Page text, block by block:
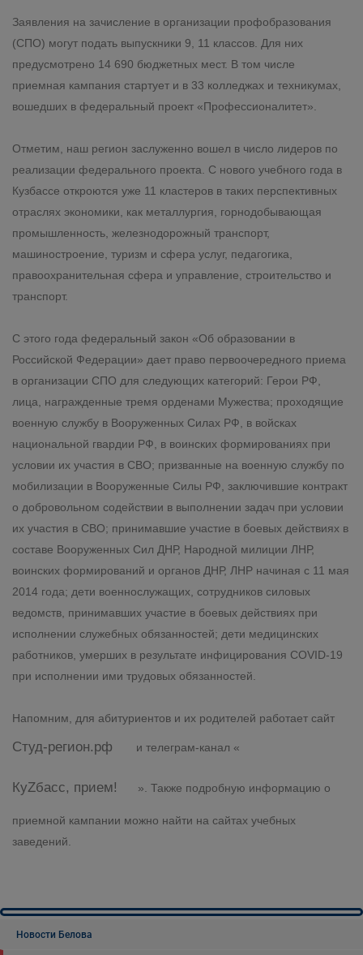
Заявления на зачисление в организации профобразования
(СПО) могут подать выпускники 9, 11 классов. Для них
предусмотрено 14 690 бюджетных мест. В том числе
приемная кампания стартует и в 33 колледжах и техникумах,
вошедших в федеральный проект «Профессионалитет».
Отметим, наш регион заслуженно вошел в число лидеров по
реализации федерального проекта. С нового учебного года в
Кузбассе откроются уже 11 кластеров в таких перспективных
отраслях экономики, как металлургия, горнодобывающая
промышленность, железнодорожный транспорт,
машиностроение, туризм и сфера услуг, педагогика,
правоохранительная сфера и управление, строительство и
транспорт.
С этого года федеральный закон «Об образовании в
Российской Федерации» дает право первоочередного приема
в организации СПО для следующих категорий: Герои РФ,
лица, награжденные тремя орденами Мужества; проходящие
военную службу в Вооруженных Силах РФ, в войсках
национальной гвардии РФ, в воинских формированиях при
условии их участия в СВО; призванные на военную службу по
мобилизации в Вооруженные Силы РФ, заключившие контракт
о добровольном содействии в выполнении задач при условии
их участия в СВО; принимавшие участие в боевых действиях в
составе Вооруженных Сил ДНР, Народной милиции ЛНР,
воинских формирований и органов ДНР, ЛНР начиная с 11 мая
2014 года; дети военнослужащих, сотрудников силовых
ведомств, принимавших участие в боевых действиях при
исполнении служебных обязанностей; дети медицинских
работников, умерших в результате инфицирования COVID-19
при исполнении ими трудовых обязанностей.
Напомним, для абитуриентов и их родителей работает сайт
Студ-регион.рф и телеграм-канал «
КуZбасс, прием! ». Также подробную информацию о
приемной кампании можно найти на сайтах учебных
заведений.
Новости Белова